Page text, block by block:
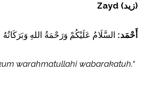
Zayd (زيد)
أَحْمَد: السَّلَامُ عَلَيْكُمْ وَرَحْمَةُ اللهِ وَبَرَكَاتُهُ
warahmatullahi wabarakatuh.“